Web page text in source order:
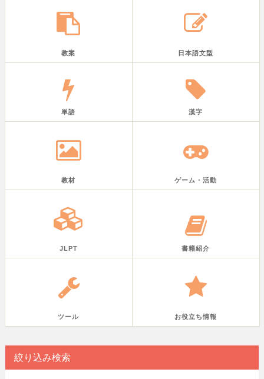
教案 日本語文型
単語 漢字
教材 ゲーム・活動
JLPT 書籍紹介
ツール お役立ち情報
絞り込み検索